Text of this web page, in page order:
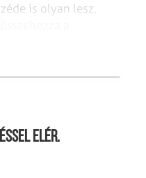
is olyan lesz,
elér.